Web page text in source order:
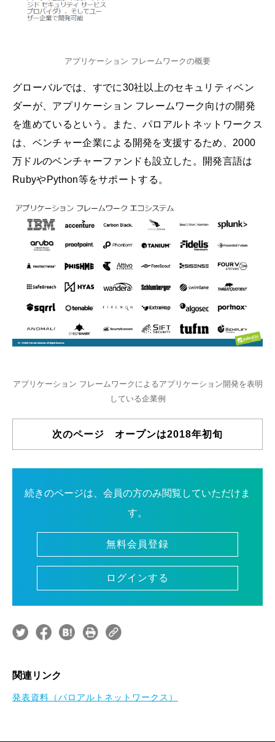
アプリケーション フレームワークの概要
グローバルでは、すでに30社以上のセキュリティベン
ダーが、アプリケーション フレームワーク向けの開発
を進めているという。また、パロアルトネットワークス
は、ベンチャー企業による開発を支援するため、2000
万ドルのベンチャーファンドも設立した。開発言語は
RubyやPython等をサポートする。
アプリケーション フレームワークによるアプリケーション開発を表明
している企業例
次のページ オープンは2018年初旬
続きのページは、会員の方のみ閲覧していただけま
す。
無料会員登録
ログインする
関連リンク
発表資料（パロアルトネットワークス）